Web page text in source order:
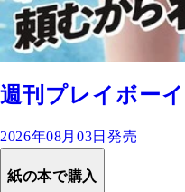
週刊プレイボー
2026年08月03日発売
紙の本で購入